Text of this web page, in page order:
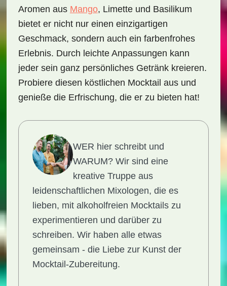
Aromen aus Mango, Limette und Basilikum
bietet er nicht nur einen einzigartigen
Geschmack, sondern auch ein farbenfrohes
Erlebnis. Durch leichte Anpassungen kann
jeder sein ganz persönliches Getränk kreieren.
Probiere diesen köstlichen Mocktail aus und
genieße die Erfrischung, die er zu bieten hat!
WER hier schreibt und
WARUM?Wir sind eine
kreative Truppe aus
leidenschaftlichen Mixologen, die es
lieben, mit alkoholfreien Mocktails zu
experimentieren und darüber zu
schreiben. Wir haben alle etwas
gemeinsam - die Liebe zur Kunst der
Mocktail-Zubereitung.